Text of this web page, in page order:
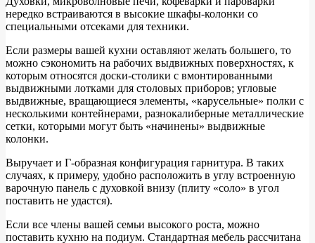
нередко встраиваются в высокие шкафы-колонки со
специальными отсеками для техники.
Если размеры вашей кухни оставляют желать большего, то
можно сэкономить на рабочих выдвижных поверхностях, к
которым относятся доски-столики с вмонтированными
выдвижными лотками для столовых приборов; угловые
выдвижные, вращающиеся элементы, «карусельные» полки с
несколькими контейнерами, разнокалиберные металлические
сетки, которыми могут быть «начинены» выдвижные
колонки.
Выручает и Г-образная конфигурация гарнитура. В таких
случаях, к примеру, удобно расположить в углу встроенную
варочную панель с духовкой внизу (плиту «соло» в угол
поставить не удастся).
Если все члены вашей семьи высокого роста, можно
поставить кухню на подиум. Стандартная мебель рассчитана